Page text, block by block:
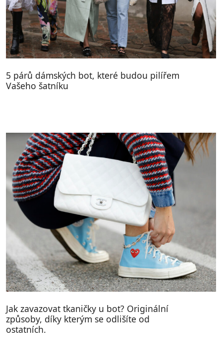
5 párů dámských bot, které budou pilířem
Vašeho šatníku
Jak zavazovat tkaničky u bot? Originální
způsoby, díky kterým se odlišíte od
ostatních.